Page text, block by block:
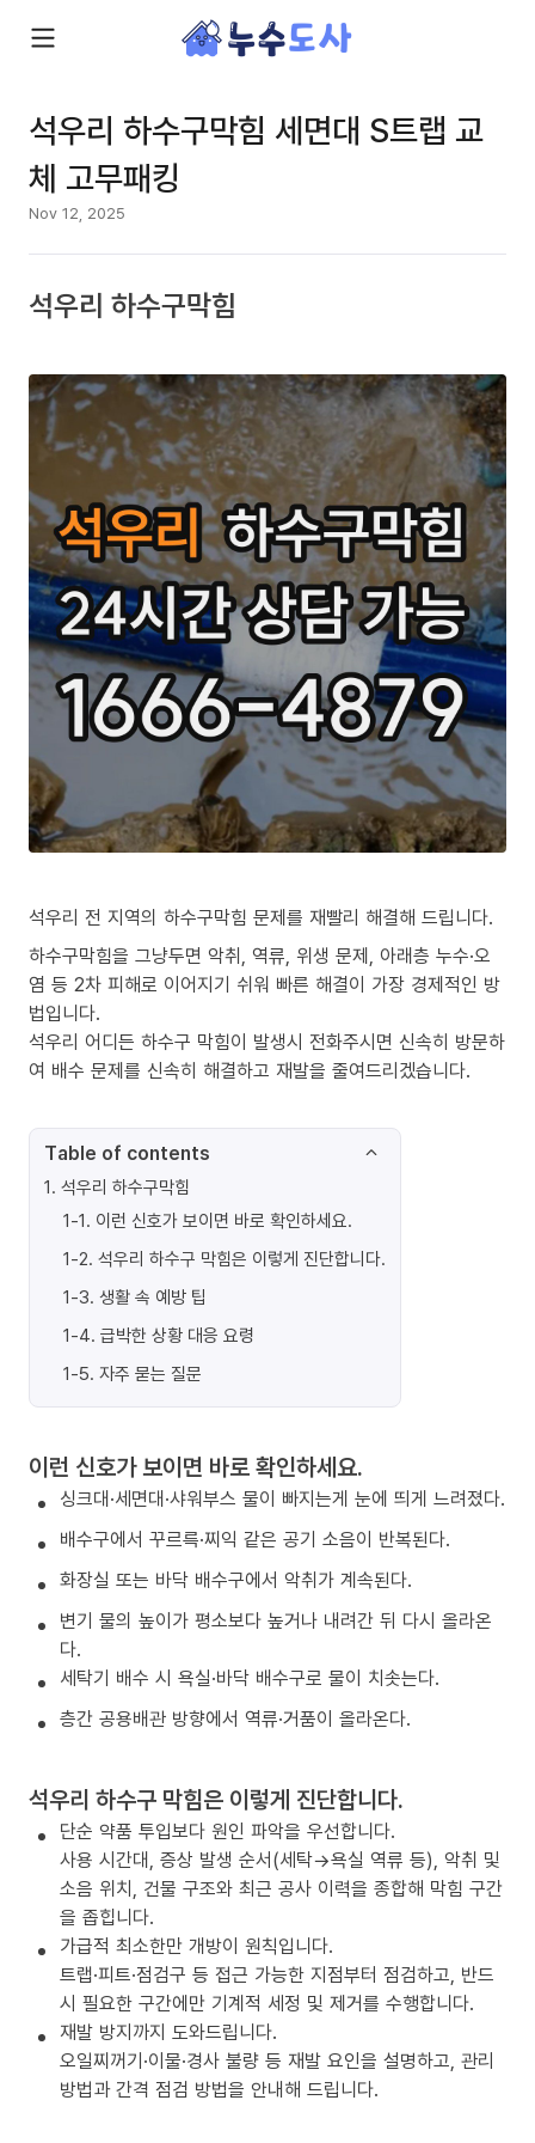
석우리 하수구막힘 세면대 S트랩 교
체 고무패킹
Nov 12, 2025
석우리 하수구막힘
석우리 전 지역의 하수구막힘 문제를 재빨리 해결해 드립니다.
하수구막힘을 그냥두면 악취, 역류, 위생 문제, 아래층 누수·오
염 등 2차 피해로 이어지기 쉬워 빠른 해결이 가장 경제적인 방
법입니다.
석우리 어디든 하수구 막힘이 발생시 전화주시면 신속히 방문하
여 배수 문제를 신속히 해결하고 재발을 줄여드리겠습니다.
Table of contents
1. 석우리 하수구막힘
1-1. 이런 신호가 보이면 바로 확인하세요.
1-2. 석우리 하수구 막힘은 이렇게 진단합니다.
1-3. 생활 속 예방 팁
1-4. 급박한 상황 대응 요령
1-5. 자주 묻는 질문
이런 신호가 보이면 바로 확인하세요.
싱크대·세면대·샤워부스 물이 빠지는게 눈에 띄게 느려졌다.
배수구에서 꾸르륵·찌익 같은 공기 소음이 반복된다.
화장실 또는 바닥 배수구에서 악취가 계속된다.
변기 물의 높이가 평소보다 높거나 내려간 뒤 다시 올라온
다.
세탁기 배수 시 욕실·바닥 배수구로 물이 치솟는다.
층간 공용배관 방향에서 역류·거품이 올라온다.
석우리 하수구 막힘은 이렇게 진단합니다.
단순 약품 투입보다 원인 파악을 우선합니다.
사용 시간대, 증상 발생 순서(세탁→욕실 역류 등), 악취 및
소음 위치, 건물 구조와 최근 공사 이력을 종합해 막힘 구간
을 좁힙니다.
가급적 최소한만 개방이 원칙입니다.
트랩·피트·점검구 등 접근 가능한 지점부터 점검하고, 반드
시 필요한 구간에만 기계적 세정 및 제거를 수행합니다.
재발 방지까지 도와드립니다.
오일찌꺼기·이물·경사 불량 등 재발 요인을 설명하고, 관리
방법과 간격 점검 방법을 안내해 드립니다.